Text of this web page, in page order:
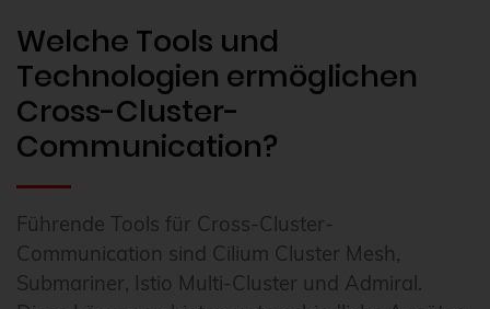
Welche Tools und
Technologien ermöglichen
Cross-Cluster-
Communication?
Führende Tools für Cross-Cluster-
Communication sind Cilium Cluster Mesh,
Submariner, Istio Multi-Cluster und Admiral.